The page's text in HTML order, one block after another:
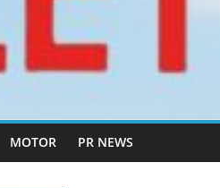
MOTOR PR NEWS